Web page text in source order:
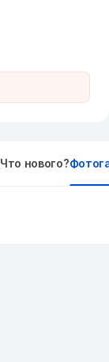
Что нового?